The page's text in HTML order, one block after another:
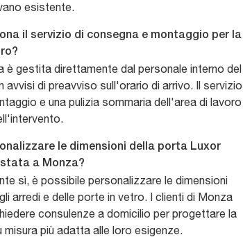
esistente.
il servizio di consegna e montaggio per la
è gestita direttamente dal personale interno del
avvisi di preavviso sull'orario di arrivo. Il servizio
e una pulizia sommaria dell'area di lavoro
le dimensioni della porta Luxor
a Monza?
sì, è possibile personalizzare le dimensioni
arredi e delle porte in vetro. I clienti di Monza
consulenze a domicilio per progettare la
misura più adatta alle loro esigenze.